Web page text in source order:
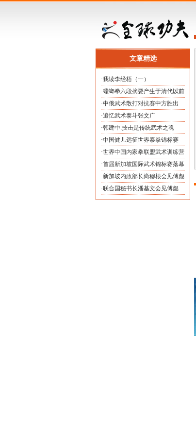
文章精选
·我读李经梧（一）
·螳螂拳六段摘要产生于清代以前
·中俄武术散打对抗赛中方胜出
·追忆武术泰斗张文广
·韩建中:技击是传统武术之魂
·中国健儿远征世界泰拳锦标赛
·世界中国内家拳联盟武术训练营
·首届新加坡国际武术锦标赛落幕
·新加坡内政部长尚穆根会见傅彪
·联合国秘书长潘基文会见傅彪